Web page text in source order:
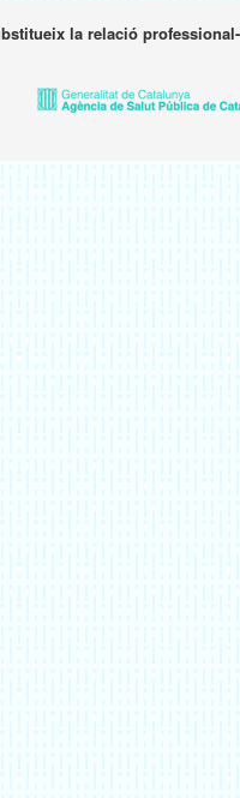
la relació